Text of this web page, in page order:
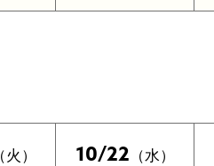
（火） 10/22 （水）